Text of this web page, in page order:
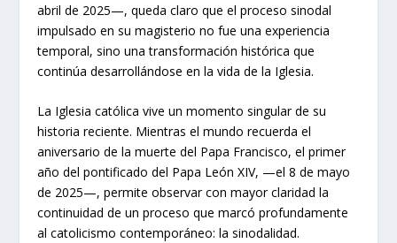
abril de 2025—, queda claro que el proceso sinodal
impulsado en su magisterio no fue una experiencia
temporal, sino una transformación histórica que
continúa desarrollándose en la vida de la Iglesia.
La Iglesia católica vive un momento singular de su
historia reciente. Mientras el mundo recuerda el
aniversario de la muerte del Papa Francisco, el primer
año del pontificado del Papa León XIV, —el 8 de mayo
de 2025—, permite observar con mayor claridad la
continuidad de un proceso que marcó profundamente
al catolicismo contemporáneo: la sinodalidad.